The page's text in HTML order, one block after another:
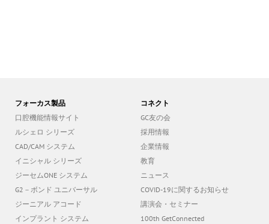
フォーカス製品
口腔機能情報サイト
ルシェロ シリーズ
CAD/CAM システム
イニシャル シリーズ
ジーセムONE システム
G2－ボンド ユニバーサル
ジーニアル アコード
インプラント システム
コネクト
GC友の会
採用情報
企業情報
教育
ニュース
COVID-19に関するお知らせ
講演会・セミナー
100th GetConnected